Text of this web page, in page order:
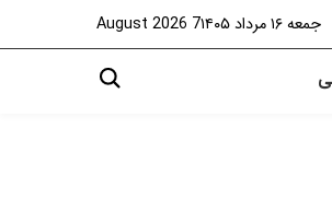
جمعه ۱۶ مرداد ۱۴۰۵ 7 August 2026